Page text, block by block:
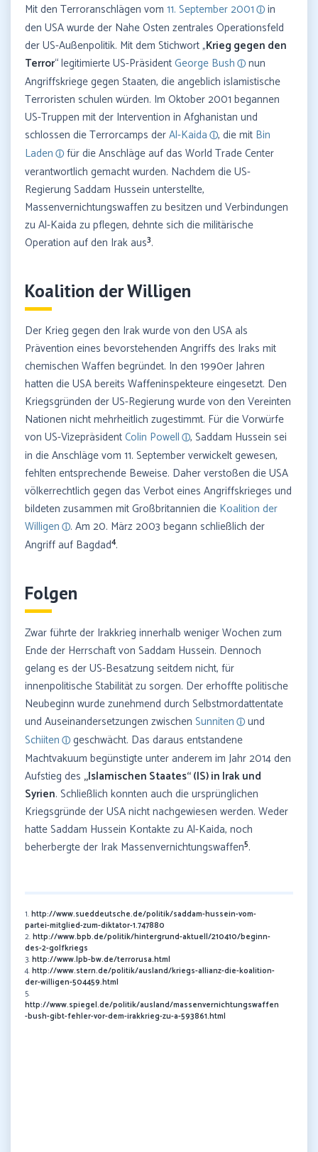
Mit den Terroranschlägen vom 11. September 2001
in
den USA wurde der Nahe Osten zentrales Operationsfeld
der US-Außenpolitik. Mit dem Stichwort „Krieg gegen den
Terror“ legitimierte US-PräsidentGeorge Bush
nun
Angriffskriege gegen Staaten, die angeblich islamistische
Terroristen schulen würden. Im Oktober 2001 begannen
US-Truppen mit der Intervention in Afghanistan und
schlossen die Terrorcamps derAl-Kaida , die mit Bin
Laden
für die Anschläge auf das World Trade Center
verantwortlich gemacht wurden. Nachdem die US-
Regierung Saddam Hussein unterstellte,
Massenvernichtungswaffen zu besitzen und Verbindungen
zu Al-Kaida zu pflegen, dehnte sich die militärische
Operation auf den Irak aus3.
Koalition der Willigen
Der Krieg gegen den Irak wurde von den USA als
Prävention eines bevorstehenden Angriffs des Iraks mit
chemischen Waffen begründet. In den 1990er Jahren
hatten die USA bereits Waffeninspekteure eingesetzt. Den
Kriegsgründen der US-Regierung wurde von den Vereinten
Nationen nicht mehrheitlich zugestimmt. Für die Vorwürfe
von US-VizepräsidentColin Powell
, Saddam Hussein sei
in die Anschläge vom 11. September verwickelt gewesen,
fehlten entsprechende Beweise. Daher verstoßen die USA
völkerrechtlich gegen das Verbot eines Angriffskrieges und
bildeten zusammen mit Großbritannien die Koalition der
Willigen
. Am 20. März 2003 begann schließlich der
Angriff auf Bagdad4.
Folgen
Zwar führte der Irakkrieg innerhalb weniger Wochen zum
Ende der Herrschaft von Saddam Hussein. Dennoch
gelang es der US-Besatzung seitdem nicht, für
innenpolitische Stabilität zu sorgen. Der erhoffte politische
Neubeginn wurde zunehmend durch Selbstmordattentate
und Auseinandersetzungen zwischen Sunniten
und
Schiiten
geschwächt. Das daraus entstandene
Machtvakuum begünstigte unter anderem im Jahr 2014 den
Aufstieg des „Islamischen Staates“ (IS) in Irak und
Syrien. Schließlich konnten auch die ursprünglichen
Kriegsgründe der USA nicht nachgewiesen werden. Weder
hatte Saddam Hussein Kontakte zu Al-Kaida, noch
beherbergte der Irak Massenvernichtungswaffen5.
1.http://www.sueddeutsche.de/politik/saddam-hussein-vom-
partei-mitglied-zum-diktator-1.747880
2.http://www.bpb.de/politik/hintergrund-aktuell/210410/beginn-
des-2-golfkriegs
3.http://www.lpb-bw.de/terrorusa.html
4.http://www.stern.de/politik/ausland/kriegs-allianz-die-koalition-
der-willigen-504459.html
5.
http://www.spiegel.de/politik/ausland/massenvernichtungswaffen
-bush-gibt-fehler-vor-dem-irakkrieg-zu-a-593861.html